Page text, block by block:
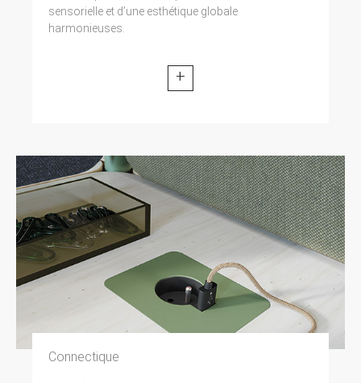
sensorielle et d’une esthétique globale
harmonieuses.
+
Connectique